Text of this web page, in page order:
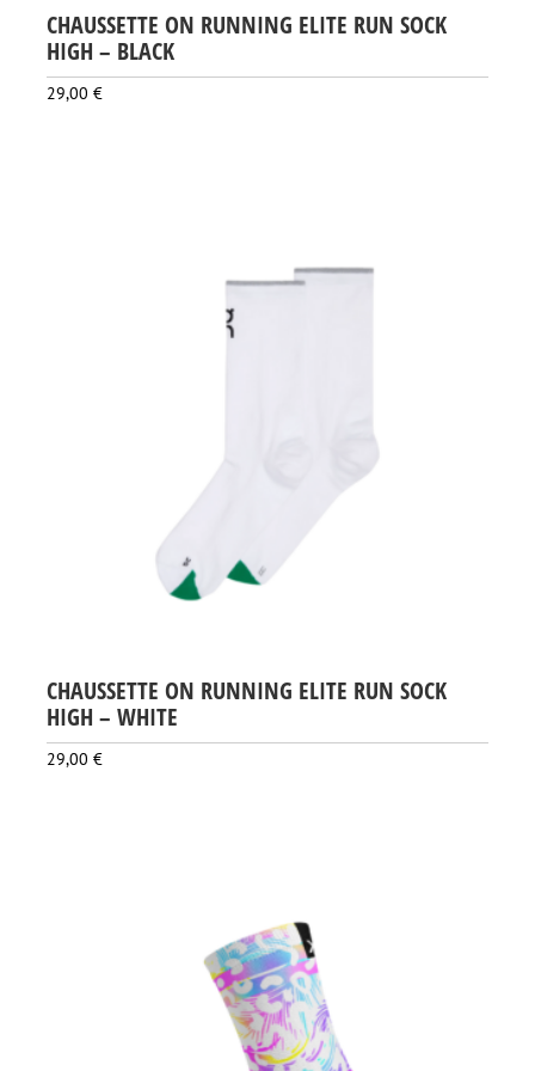
CHAUSSETTE ON RUNNING ELITE RUN SOCK
HIGH – BLACK
29,00 €
CHAUSSETTE ON RUNNING ELITE RUN SOCK
HIGH – WHITE
29,00 €